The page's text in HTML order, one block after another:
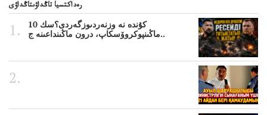
رەداكتسيا تاڭداۋىتاڭداۋى
10 كۇندە نە وزنەردىوزگەردى؟سك
ماڭىنپوكروۆسكاپ، درون ماڭىنداعىنە ج..